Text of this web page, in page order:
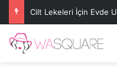
Cilt Lekeleri İçin Evde